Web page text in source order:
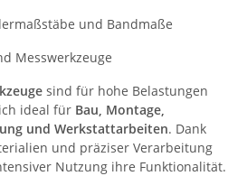
und Bandmaße
Messwerkzeuge
sind für hohe Belastungen
ideal für Bau, Montage,
und Werkstattarbeiten. Dank
und präziser Verarbeitung
Nutzung ihre Funktionalität.